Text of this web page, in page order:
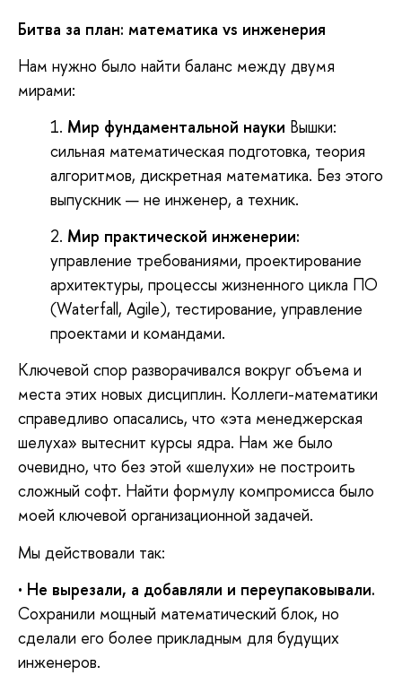
Битва за план: математика vs инженерия
Нам нужно было найти баланс между двумя
мирами:
Мир фундаментальной науки Вышки:
сильная математическая подготовка, теория
алгоритмов, дискретная математика. Без этого
выпускник — не инженер, а техник.
Мир практической инженерии:
управление требованиями, проектирование
архитектуры, процессы жизненного цикла ПО
(Waterfall, Agile), тестирование, управление
проектами и командами.
Ключевой спор разворачивался вокруг объема и
места этих новых дисциплин. Коллеги-математики
справедливо опасались, что «эта менеджерская
шелуха» вытеснит курсы ядра. Нам же было
очевидно, что без этой «шелухи» не построить
сложный софт. Найти формулу компромисса было
моей ключевой организационной задачей.
Мы действовали так:
• Не вырезали, а добавляли и переупаковывали.
Сохранили мощный математический блок, но
сделали его более прикладным для будущих
инженеров.